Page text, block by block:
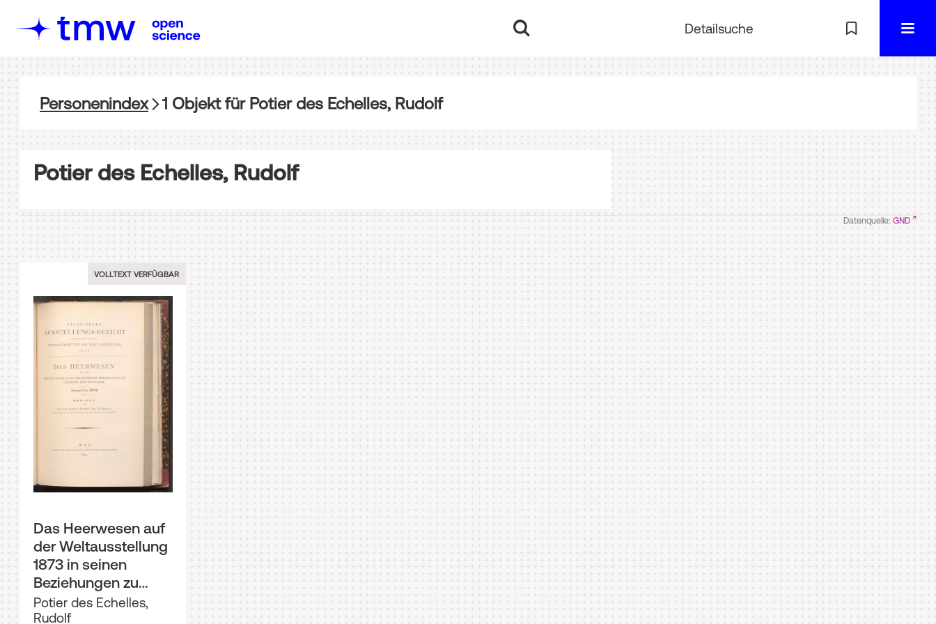
Detailsuche
Personenindex 1 Objektfür Potier des Echelles, Rudolf
Potier des Echelles, Rudolf
Datenquelle: GND
VOLLTEXT VERFÜGBAR
Das Heerwesen auf
der Weltausstellung
1873 in seinen
Beziehungen zu
Gewerbe und
Industrie : (Gruppe I
Potier des Echelles,
Rudolf